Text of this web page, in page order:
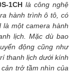
1CH là công nghệ
hành trình ô tô, có
là một camera hành
lịch. Mặc dù bao
động cũng như
thanh lịch dưới kính
trở tầm nhìn của